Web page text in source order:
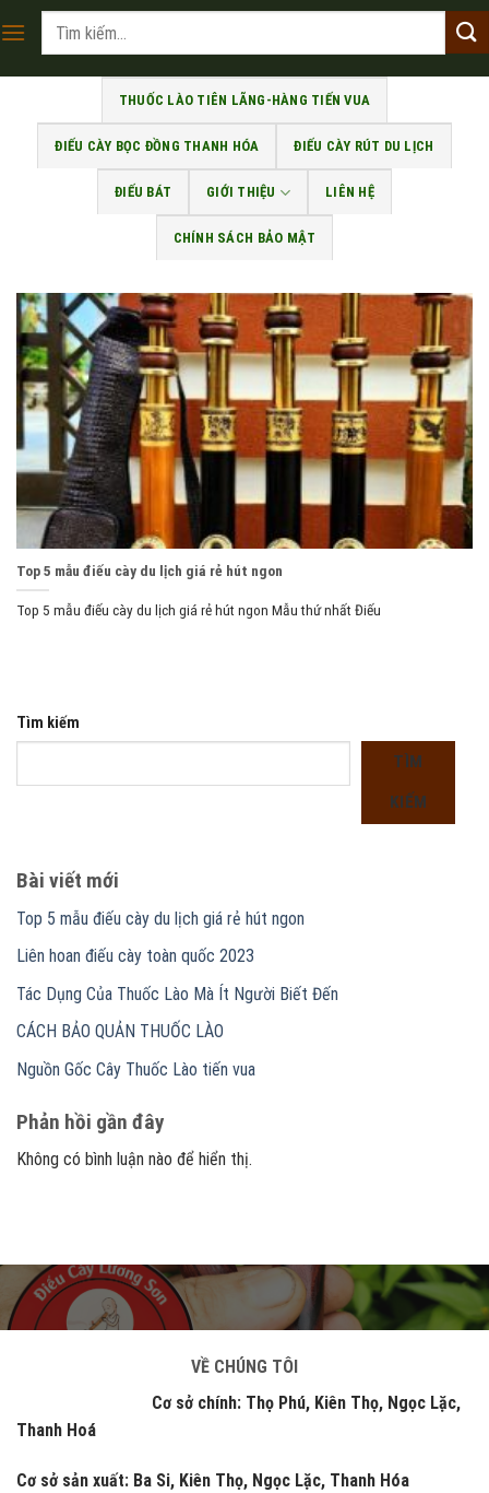
to
Tìm
THUỐC LÀO TIÊN LÃNG-HÀNG TIẾN VUA
ĐIẾU CÀY BỌC ĐỒNG THANH HÓA ĐIẾU CÀY RÚT DU LỊCH
ĐIẾU BÁT GIỚI THIỆU LIÊN HỆ
CHÍNH SÁCH BẢO MẬT
Top 5 mẫu điếu cày du lịch giá rẻ hút ngon
Top 5 mẫu điếu cày du lịch giá rẻ hút ngon Mẫu thứ nhất Điếu
Tìm kiếm
TÌM
KIẾM
Bài viết mới
Top 5 mẫu điếu cày du lịch giá rẻ hút ngon
Liên hoan điếu cày toàn quốc 2023
Tác Dụng Của Thuốc Lào Mà Ít Người Biết Đến
CÁCH BẢO QUẢN THUỐC LÀO
Nguồn Gốc Cây Thuốc Lào tiến vua
Phản hồi gần đây
Không có bình luận nào để hiển thị.
VỀ CHÚNG TÔI
Cơ sở chính: Thọ Phú, Kiên Thọ, Ngọc Lặc,
Thanh Hoá
Cơ sở sản xuất: Ba Si, Kiên Thọ, Ngọc Lặc, Thanh Hóa